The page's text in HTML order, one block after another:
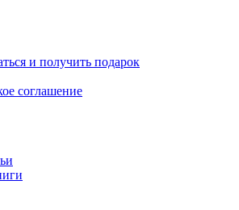
и получить подарок
соглашение